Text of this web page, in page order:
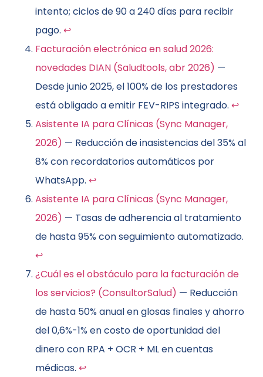
intento; ciclos de 90 a 240 días para recibir
pago. ↩
Facturación electrónica en salud 2026:
novedades DIAN (Saludtools, abr 2026) —
Desde junio 2025, el 100% de los prestadores
está obligado a emitir FEV-RIPS integrado. ↩
Asistente IA para Clínicas (Sync Manager,
2026) — Reducción de inasistencias del 35% al
8% con recordatorios automáticos por
WhatsApp. ↩
Asistente IA para Clínicas (Sync Manager,
2026) — Tasas de adherencia al tratamiento
de hasta 95% con seguimiento automatizado.
↩
¿Cuál es el obstáculo para la facturación de
los servicios? (ConsultorSalud) — Reducción
de hasta 50% anual en glosas finales y ahorro
del 0,6%-1% en costo de oportunidad del
dinero con RPA + OCR + ML en cuentas
médicas. ↩